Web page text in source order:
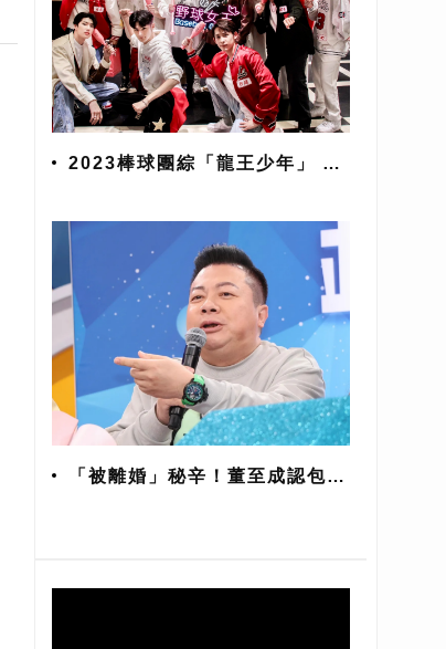
2023棒球團綜「龍王少年」 球
加油
「被離婚」秘辛！董至成認包養